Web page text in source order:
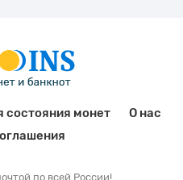
состояния монет
О нас
по всей России!